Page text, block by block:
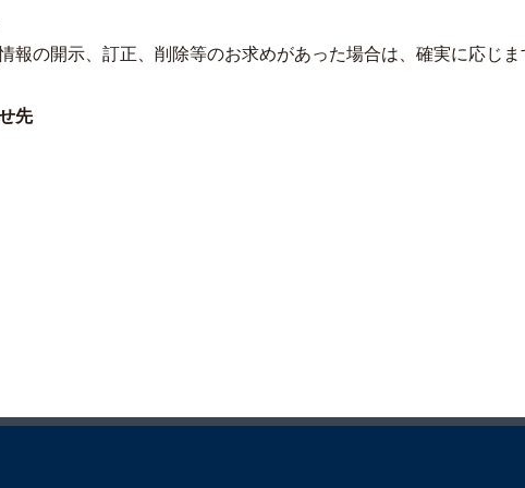
報の開示、訂正、削除等のお求めがあった場合は、確実に応じま
先